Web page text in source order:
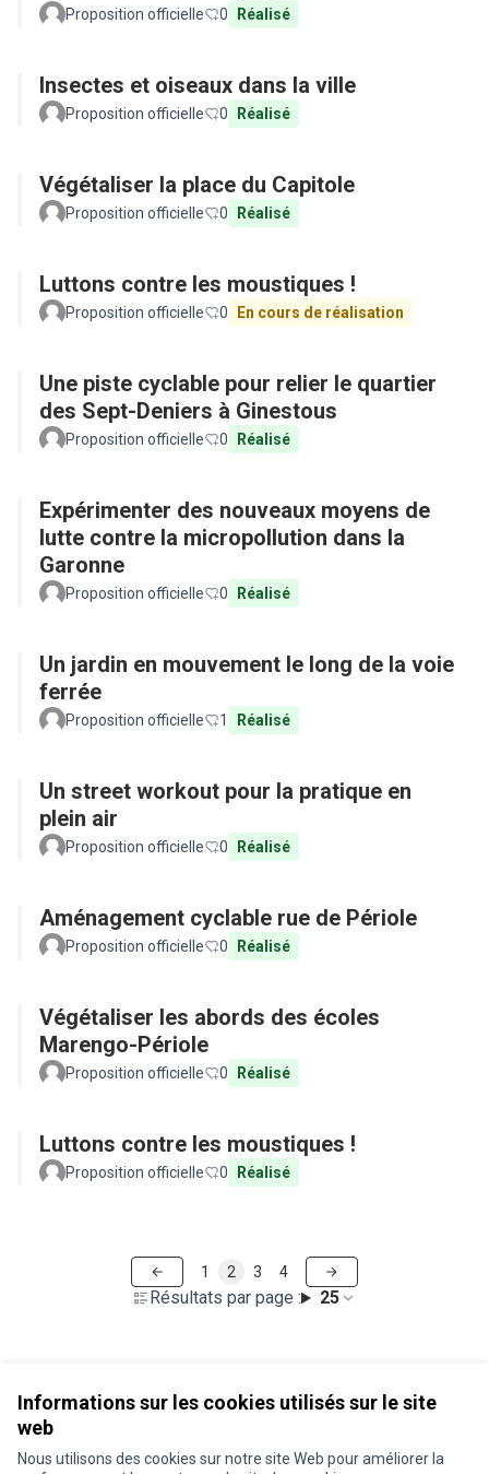
Informations sur les cookies utilisés sur le site
web
Nous utilisons des cookies sur notre site Web pour améliorer la
Proposition officielle 0 Réalisé
Insectes et oiseaux dans la ville
Proposition officielle 0 Réalisé
Végétaliser la place du Capitole
Proposition officielle 0 Réalisé
Luttons contre les moustiques !
Proposition officielle 0 En cours de réalisation
Une piste cyclable pour relier le quartier
des Sept-Deniers à Ginestous
Proposition officielle 0 Réalisé
Expérimenter des nouveaux moyens de
lutte contre la micropollution dans la
Garonne
Proposition officielle 0 Réalisé
Un jardin en mouvement le long de la voie
ferrée
Proposition officielle 1 Réalisé
Un street workout pour la pratique en
plein air
Proposition officielle 0 Réalisé
Aménagement cyclable rue de Périole
Proposition officielle 0 Réalisé
Végétaliser les abords des écoles
Marengo-Périole
Proposition officielle 0 Réalisé
Luttons contre les moustiques !
Proposition officielle 0 Réalisé
Résultats par page : 25
1 2 3 4
Conditions d'utilisation